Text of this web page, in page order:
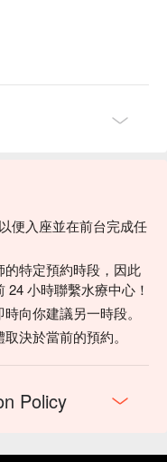
便入座並在前台完成任
特定預約時段，因此
小時聯繫水療中心！
向你建議另一時段。
決於當前的預約。
Policy